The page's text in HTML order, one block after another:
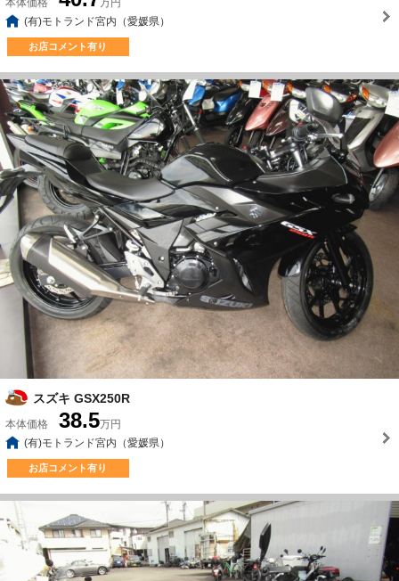
(有)モトランド宮内（愛媛県）
お店コメント有り
スズキ GSX250R
本体価格 38.5万円
(有)モトランド宮内（愛媛県）
お店コメント有り